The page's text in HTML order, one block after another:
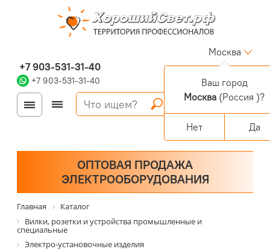
+7 903-531-31-40
+7 903-531-31-40
Москва
Войти
Регистрация
Корзина
0 позиций
Персональный раздел
ОПТОВАЯ ПРОДАЖА
ЭЛЕКТРООБОРУДОВАНИЯ
Главная
Каталог
Вилки, розетки и устройства промышленные и
специальные
Электро-установочные изделия
Ваш город
Москва (Россия )?
Нет Да